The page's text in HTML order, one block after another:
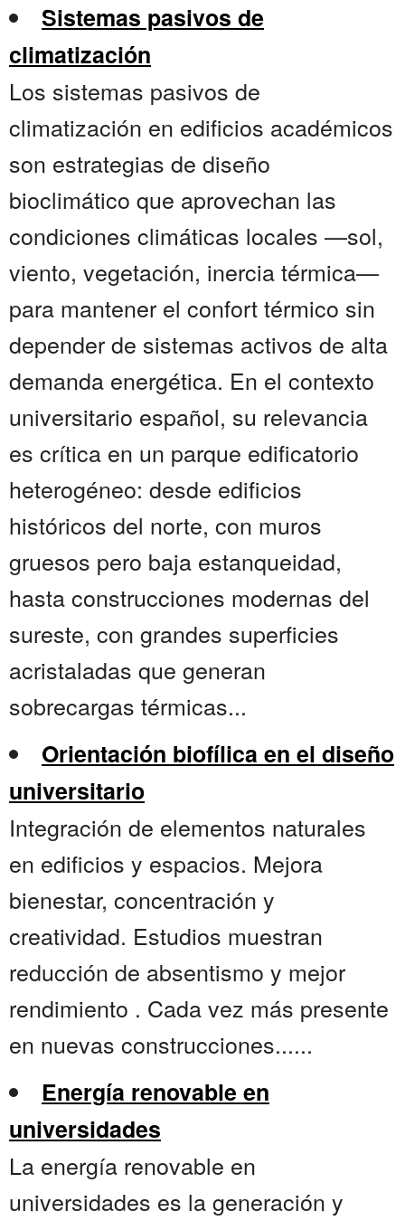
Sistemas pasivos de
climatización
Los sistemas pasivos de
climatización en edificios académicos
son estrategias de diseño
bioclimático que aprovechan las
condiciones climáticas locales —sol,
viento, vegetación, inercia térmica—
para mantener el confort térmico sin
depender de sistemas activos de alta
demanda energética. En el contexto
universitario español, su relevancia
es crítica en un parque edificatorio
heterogéneo: desde edificios
históricos del norte, con muros
gruesos pero baja estanqueidad,
hasta construcciones modernas del
sureste, con grandes superficies
acristaladas que generan
sobrecargas térmicas...
Orientación biofílica en el diseño
universitario
Integración de elementos naturales
en edificios y espacios. Mejora
bienestar, concentración y
creatividad. Estudios muestran
reducción de absentismo y mejor
rendimiento . Cada vez más presente
en nuevas construcciones......
Energía renovable en
universidades
La energía renovable en
universidades es la generación y